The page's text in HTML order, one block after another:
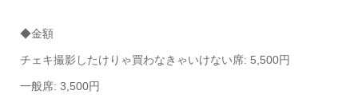
◆金額
チェキ撮影したけりゃ買わなきゃいけない席: 5,500円
一般席: 3,500円